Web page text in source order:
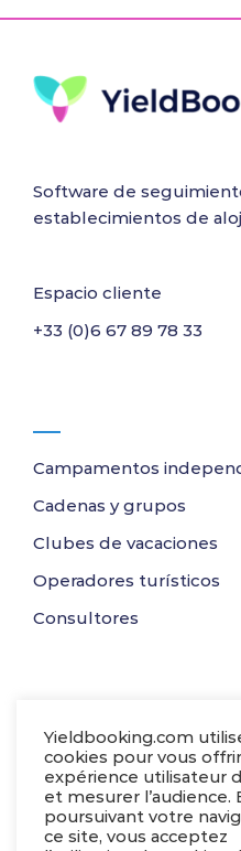
Software de
establecimientos de
Espacio cliente
+33 (0)6 67 89 78 33
Campamentos
Cadenas y grupos
Clubes de vacaciones
Operadores turísticos
Consultores
Permanece hecho a
Establecimientos y
Informes
Yieldbooking.com
cookies pour vous
expérience utilisateur
et mesurer l’audience.
poursuivant votre
ce site, vous acceptez